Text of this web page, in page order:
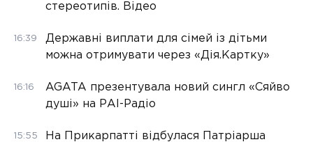
стереотипів. Відео
16:39
Державні виплати для сімей із дітьми
можна отримувати через «Дія.Картку»
16:16
AGATA презентувала новий сингл «Сяйво
душі» на РАІ-Радіо
15:55
На Прикарпатті відбулася Патріарша